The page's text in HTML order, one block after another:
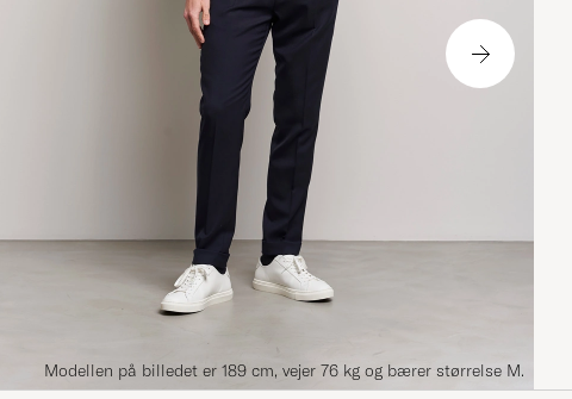
Modellen på billedet er 189 cm, vejer 76 kg og bærer størrelse M.